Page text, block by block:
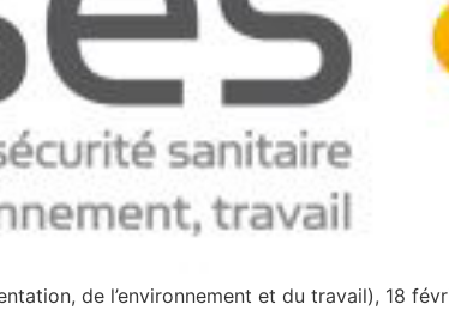
de l’environnement et du travail), 18